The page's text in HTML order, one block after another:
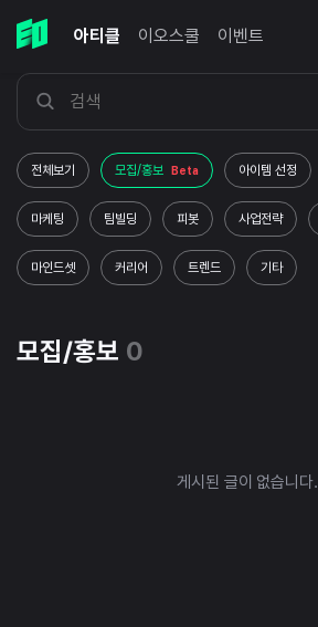
아티클 이오스쿨 이벤트
전체보기 모집/홍보 Beta 아이템 선정
마케팅 팀빌딩 피봇 사업전략
마인드셋 커리어 트렌드 기타
모집/홍보 0
게시된 글이 없습니다.